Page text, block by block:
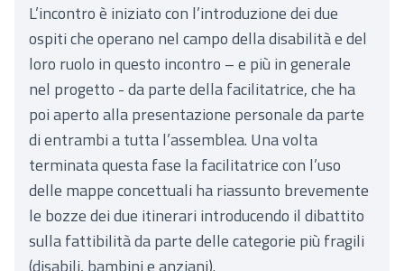
L’incontro è iniziato con l’introduzione dei due
ospiti che operano nel campo della disabilità e del
loro ruolo in questo incontro – e più in generale
nel progetto - da parte della facilitatrice, che ha
poi aperto alla presentazione personale da parte
di entrambi a tutta l’assemblea. Una volta
terminata questa fase la facilitatrice con l’uso
delle mappe concettuali ha riassunto brevemente
le bozze dei due itinerari introducendo il dibattito
sulla fattibilità da parte delle categorie più fragili
(disabili, bambini e anziani).